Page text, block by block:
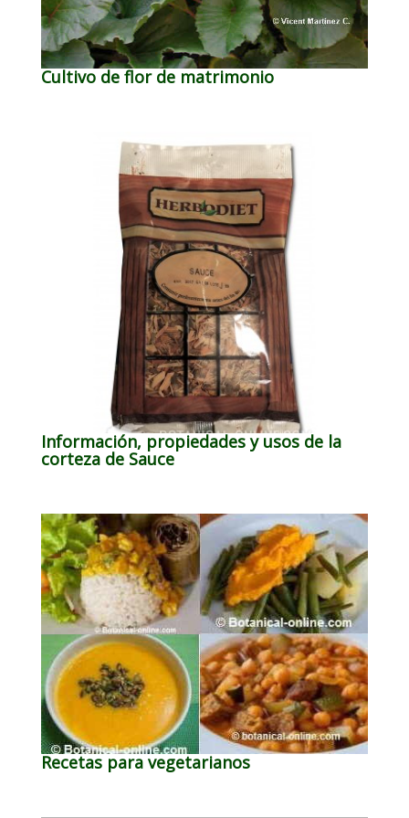
Cultivo de flor de matrimonio
Información, propiedades y usos de la
corteza de Sauce
Recetas para vegetarianos